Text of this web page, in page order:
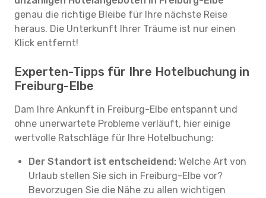
genau die richtige Bleibe für Ihre nächste Reise
heraus. Die Unterkunft Ihrer Träume ist nur einen
Klick entfernt!
Experten-Tipps für Ihre Hotelbuchung in
Freiburg-Elbe
Dam Ihre Ankunft in Freiburg-Elbe entspannt und
ohne unerwartete Probleme verläuft, hier einige
wertvolle Ratschläge für Ihre Hotelbuchung:
Der Standort ist entscheidend: Welche Art von
Urlaub stellen Sie sich in Freiburg-Elbe vor?
Bevorzugen Sie die Nähe zu allen wichtigen